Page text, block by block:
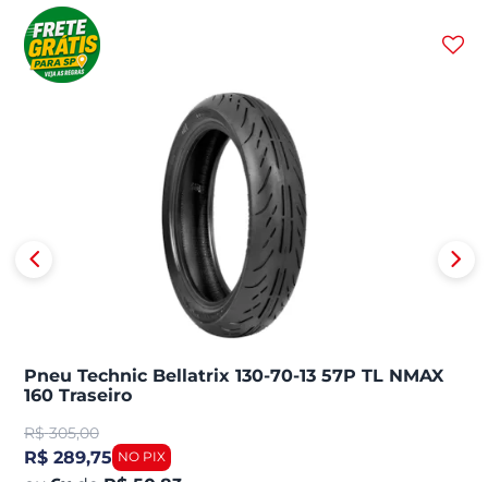
Pneu Technic Bellatrix 130-70-13 57P TL NMAX
160 Traseiro
R$ 305,00
R$ 289,75